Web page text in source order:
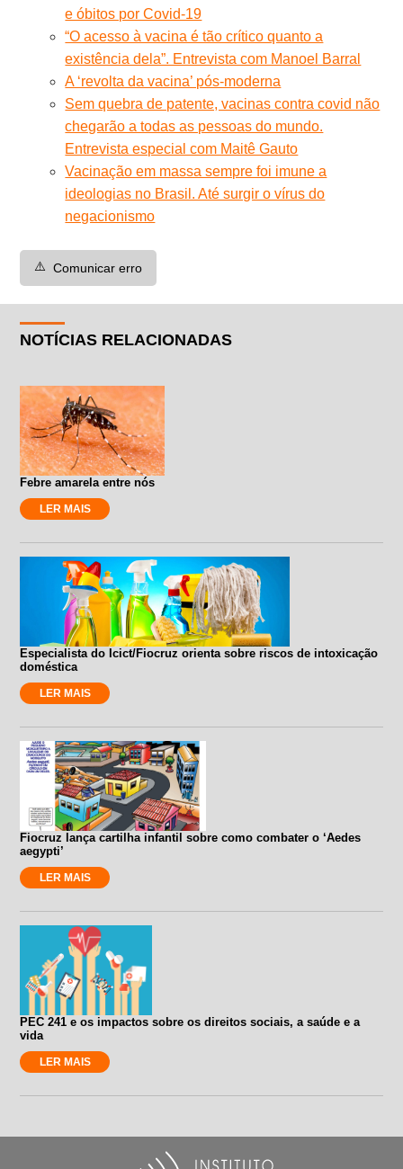
e óbitos por Covid-19
“O acesso à vacina é tão crítico quanto a
existência dela”. Entrevista com Manoel Barral
A ‘revolta da vacina’ pós-moderna
Sem quebra de patente, vacinas contra covid não
chegarão a todas as pessoas do mundo.
Entrevista especial com Maitê Gauto
Vacinação em massa sempre foi imune a
ideologias no Brasil. Até surgir o vírus do
negacionismo
⚠️ Comunicar erro
NOTÍCIAS RELACIONADAS
Febre amarela entre nós
LER MAIS
Especialista do Icict/Fiocruz orienta sobre riscos de intoxicação
doméstica
LER MAIS
Fiocruz lança cartilha infantil sobre como combater o ‘Aedes
aegypti’
LER MAIS
PEC 241 e os impactos sobre os direitos sociais, a saúde e a
vida
LER MAIS